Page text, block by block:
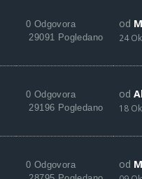
0 Odgovora
29091 Pogledano
od
24
0 Odgovora
29196 Pogledano
od
18
0 Odgovora
od